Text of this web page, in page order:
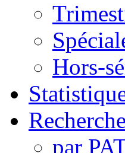
Hors-
par